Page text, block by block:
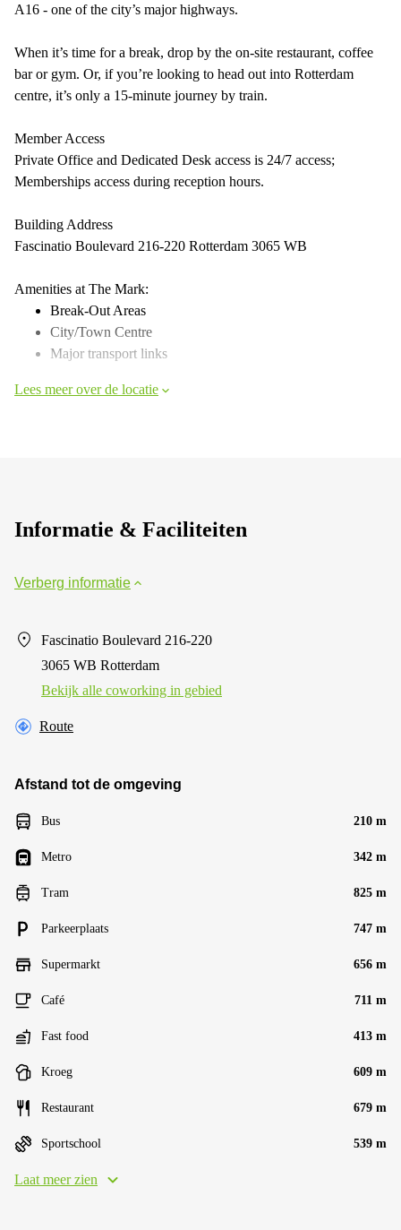
A16 - one of the city’s major highways.
When it’s time for a break, drop by the on-site restaurant, coffee
bar or gym. Or, if you’re looking to head out into Rotterdam
centre, it’s only a 15-minute journey by train.
Member Access
Private Office and Dedicated Desk access is 24/7 access;
Memberships access during reception hours.
Building Address
Fascinatio Boulevard 216-220 Rotterdam 3065 WB
Amenities at The Mark:
Break-Out Areas
City/Town Centre
Major transport links
Lees meer over de locatie
Informatie & Faciliteiten
Verberg informatie
Fascinatio Boulevard 216-220
3065 WB Rotterdam
Bekijk alle сoworking in gebied
Route
Afstand tot de omgeving
Bus 210 m
Metro 342 m
Tram 825 m
Parkeerplaats 747 m
Supermarkt 656 m
Café 711 m
Fast food 413 m
Kroeg 609 m
Restaurant 679 m
Sportschool 539 m
Laat meer zien